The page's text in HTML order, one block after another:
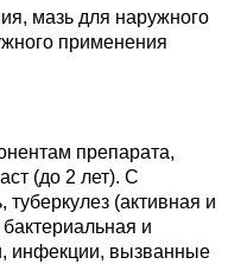
мазь для наружного
применения
препарата,
(до 2 лет). C
(активная и
и
инфекции, вызванные